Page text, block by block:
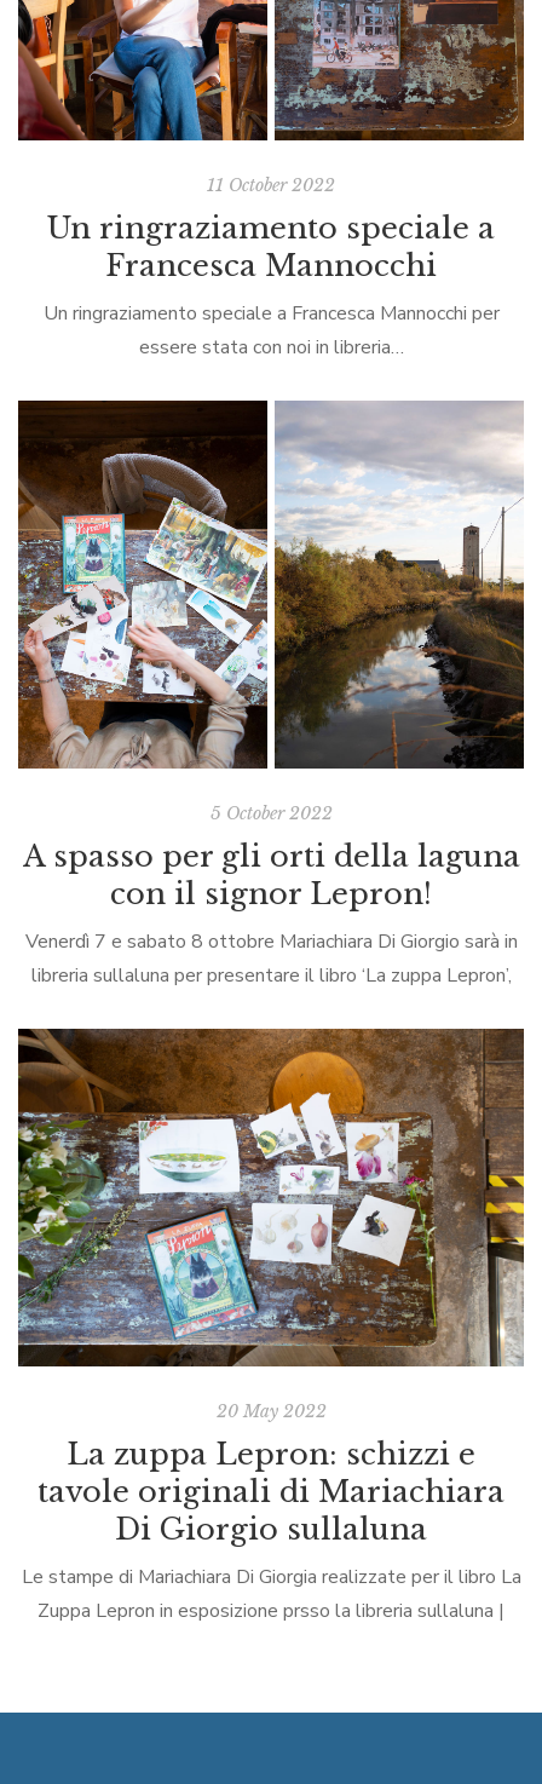
11 October 2022
Un ringraziamento speciale a
Francesca Mannocchi
Un ringraziamento speciale a Francesca Mannocchi per
essere stata con noi in libreria…
5 October 2022
A spasso per gli orti della laguna
con il signor Lepron!
Venerdì 7 e sabato 8 ottobre Mariachiara Di Giorgio sarà in
libreria sullaluna per presentare il libro ‘La zuppa Lepron’,
20 May 2022
La zuppa Lepron: schizzi e
tavole originali di Mariachiara
Di Giorgio sullaluna
Le stampe di Mariachiara Di Giorgia realizzate per il libro La
Zuppa Lepron in esposizione prsso la libreria sullaluna |